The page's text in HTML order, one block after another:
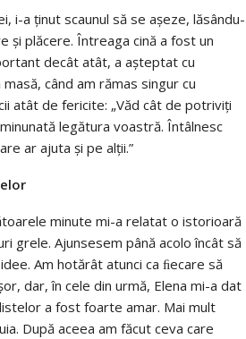
i-a ţinut scaunul să se aşeze, lăsându-
și plăcere. Întreaga cină a fost un
decât atât, a aşteptat cu
când am rămas singur cu
atât de fericite: „Văd cât de potriviţi
legătura voastră. Întâlnesc
ar ajuta şi pe alţii.”
minute mi-a relatat o istorioară
grele. Ajunsesem până acolo încât să
Am hotărât atunci ca ﬁecare să
dar, în cele din urmă, Elena mi-a dat
a fost foarte amar. Mai mult
După aceea am făcut ceva care